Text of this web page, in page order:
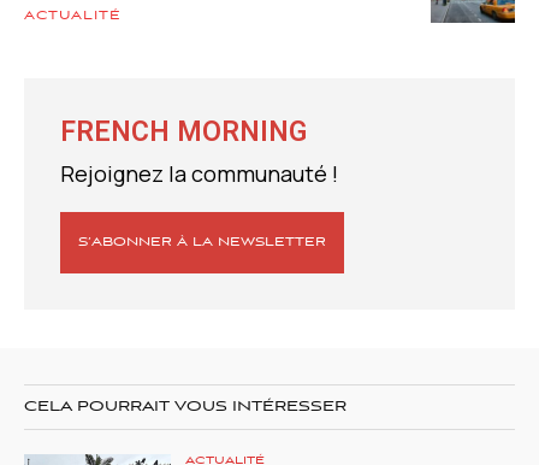
ACTUALITÉ
FRENCH MORNING
Rejoignez la communauté !
S’ABONNER À LA NEWSLETTER
CELA POURRAIT VOUS INTÉRESSER
ACTUALITÉ